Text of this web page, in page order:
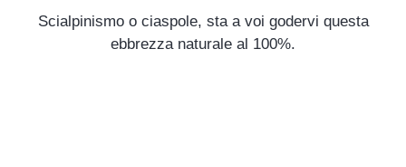
Scialpinismo o ciaspole, sta a voi godervi questa
ebbrezza naturale al 100%.